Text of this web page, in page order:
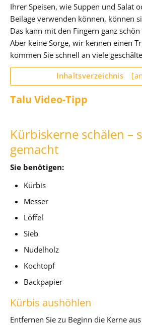
Ihrer Speisen, wie Suppen und Salat
Beilage verwenden können, können
Das kann mit den Fingern ganz
Aber keine Sorge, wir kennen einen
kommen Sie schnell an viele
Inhaltsverzeichnis
Talu Video-Tipp
Kürbiskerne schälen –
gemacht
Sie benötigen:
Kürbis
Messer
Löffel
Sieb
Nudelholz
Kochtopf
Backpapier
Kürbis aushöhlen
Entfernen Sie zu Beginn die Kerne